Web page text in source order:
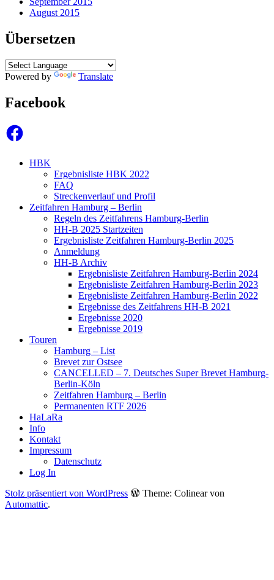
August 2015
Übersetzen
Powered by Translate
Facebook
Facebook
HBK
Ergebnisliste HBK 2022
FAQ
Streckenverlauf und Profil
Zeitfahren Hamburg – Berlin
Regeln des Zeitfahrens Hamburg-Berlin
HH-B 2025 Startzeiten
Ergebnisliste Zeitfahren Hamburg-Berlin 2025
Anmeldung
HH-B Archiv
Ergebnisliste Zeitfahren Hamburg-Berlin 2024
Ergebnisliste Zeitfahren Hamburg-Berlin 2023
Ergebnisliste Zeitfahren Hamburg-Berlin 2022
Ergebnisse des Zeitfahrens HH-B 2021
Ergebnisse 2020
Ergebnisse 2019
Touren
Hamburg – List
Brevet zur Ostsee
CANCELLED – 7. Deutsches Super Brevet Hamburg-
Berlin-Köln
Zeitfahren Hamburg – Berlin
Permanenten RTF 2026
HaLaRa
Info
Kontakt
Impressum
Datenschutz
Log In
Stolz präsentiert von WordPress
Theme: Colinear von
Automattic.